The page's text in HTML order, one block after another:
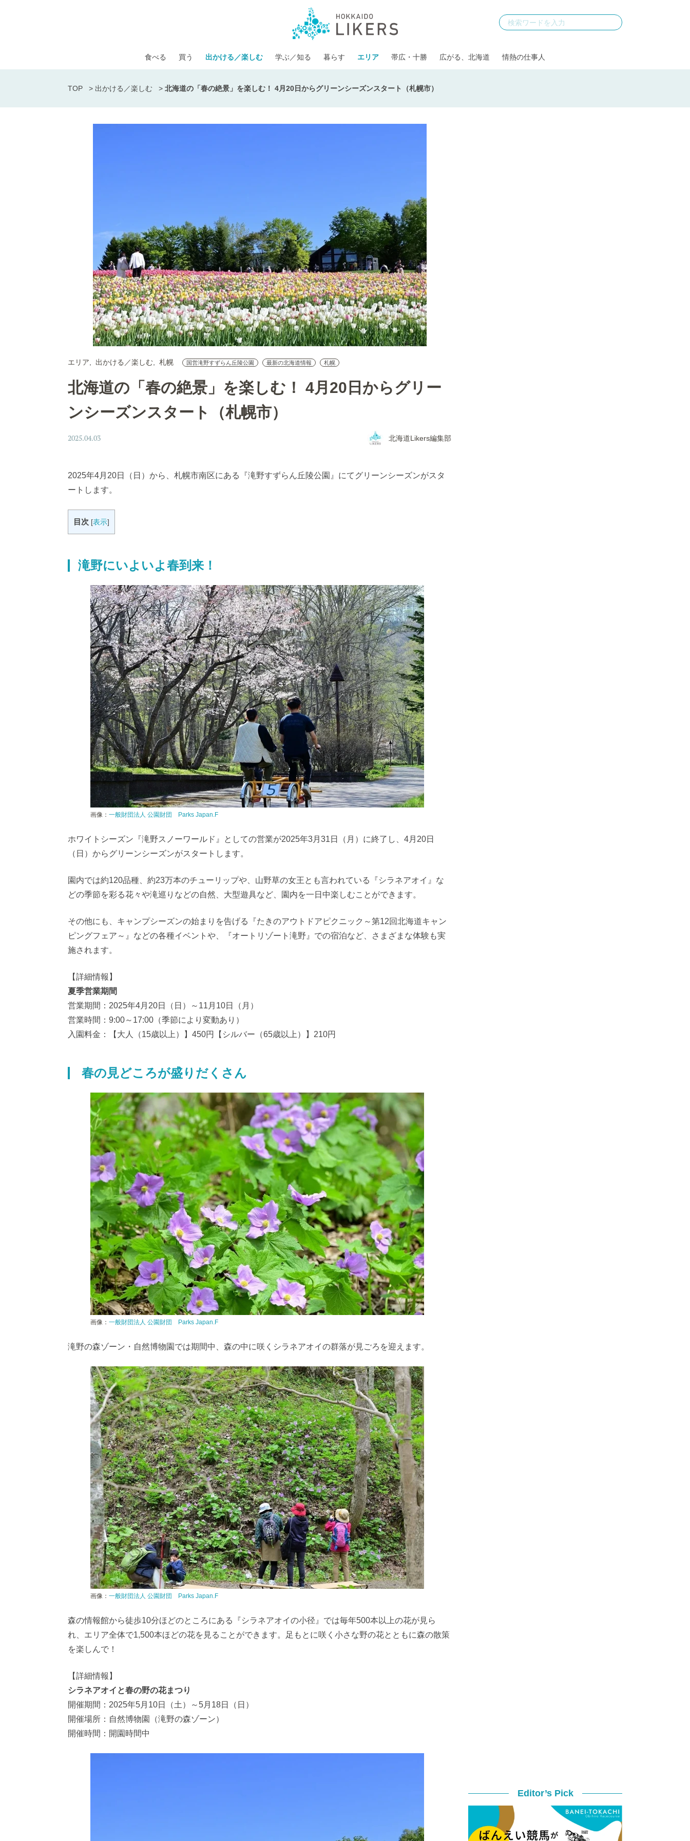
食べる 買う 出かける／楽しむ 学ぶ／知る 暮らす エリア 帯広・十勝 広がる、北海道 情熱の仕事人
TOP > 出かける／楽しむ > 北海道の「春の絶景」を楽しむ！ 4月20日からグリーンシーズンスタート（札幌市）
エリア 出かける／楽しむ 札幌 国営滝野すずらん丘陵公園 最新の北海道情報 札幌
北海道の「春の絶景」を楽しむ！ 4月20日からグリー
ンシーズンスタート（札幌市）
2025.04.03 北海道Likers編集部
2025年4月20日（日）から、札幌市南区にある『滝野すずらん丘陵公園』にてグリーンシーズンがスタ
ートします。
目次 [表示]
滝野にいよいよ春到来！
画像： 一般財団法人 公園財団 Parks Japan.F
ホワイトシーズン『滝野スノーワールド』としての営業が2025年3月31日（月）に終了し、4月20日
（日）からグリーンシーズンがスタートします。
園内では約120品種、約23万本のチューリップや、山野草の女王とも言われている『シラネアオイ』な
どの季節を彩る花々や滝巡りなどの自然、大型遊具など、園内を一日中楽しむことができます。
その他にも、キャンプシーズンの始まりを告げる『たきのアウトドアピクニック～第12回北海道キャン
ピングフェア～』などの各種イベントや、『オートリゾート滝野』での宿泊など、さまざまな体験も実
施されます。
【詳細情報】
夏季営業期間
営業期間：2025年4月20日（日）～11月10日（月）
営業時間：9:00～17:00（季節により変動あり）
入園料金：【大人（15歳以上）】450円【シルバー（65歳以上）】210円
春の見どころが盛りだくさん
画像： 一般財団法人 公園財団 Parks Japan.F
滝野の森ゾーン・自然博物園では期間中、森の中に咲くシラネアオイの群落が見ごろを迎えます。
画像： 一般財団法人 公園財団 Parks Japan.F
森の情報館から徒歩10分ほどのところにある『シラネアオイの小径』では毎年500本以上の花が見ら
れ、エリア全体で1,500本ほどの花を見ることができます。足もとに咲く小さな野の花とともに森の散策
を楽しんで！
【詳細情報】
シラネアオイと春の野の花まつり
開催期間：2025年5月10日（土）～5月18日（日）
開催場所：自然博物園（滝野の森ゾーン）
開催時間：開園時間中
Editor’s Pick